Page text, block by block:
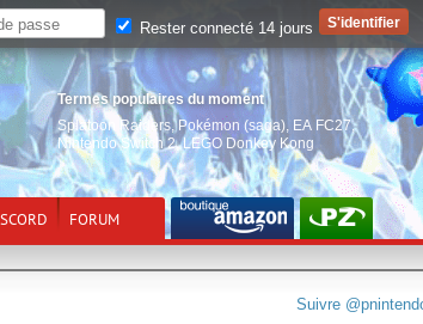
Termes populaires du moment
Splatoon Raiders, Pokémon (saga) EA FC27,
Nintendo Switch 2,LEGO Donkey Kong
FORUM
Suivre
Rester connecté 14 jours